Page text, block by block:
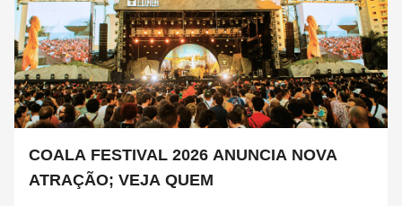
COALA FESTIVAL 2026 ANUNCIA NOVA
ATRAÇÃO; VEJA QUEM